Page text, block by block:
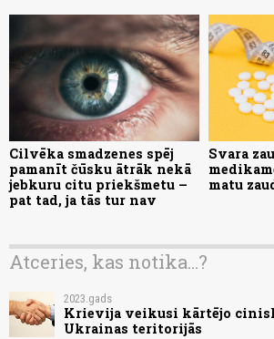
Cilvēka smadzenes spēj
pamanīt čūsku ātrāk nekā
jebkuru citu priekšmetu –
pat tad, ja tās tur nav
Svara
matu
Atceries, kas notika...?
2023.gads
Krievija veikusi kārtējo
Ukrainas teritorijās